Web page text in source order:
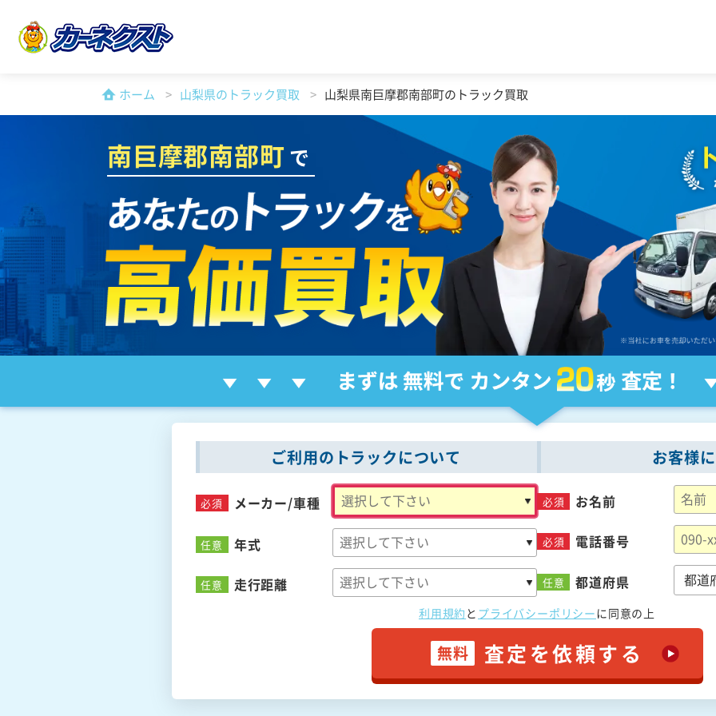
ホーム 山梨県のトラック買取 山梨県南巨摩郡南部町のトラック買取
南巨摩郡南部町 で
ご利用のトラックについて
必須 メーカー/車種
任意 年式
任意 走行距離
お客様
必須 お名前
必須 電話番号
任意 都道府県
利用規約 と プライバシーポリシーに同意の上
無料 査定を依頼する